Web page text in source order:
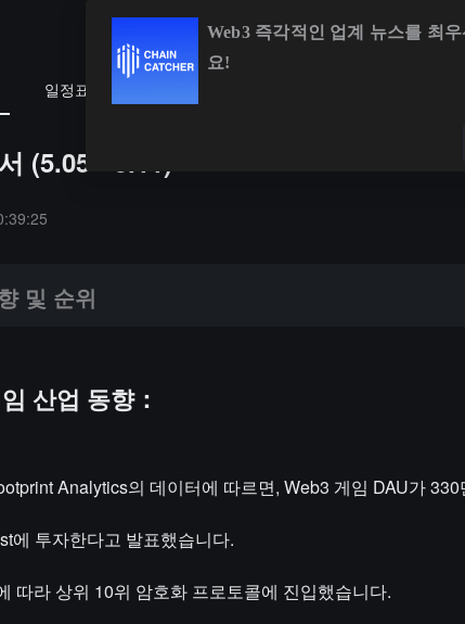
일정표
(5.05 - 5.11)
및 순위
산업 동향：
Analytics의 데이터에 따르면, Web3 게임 DAU가
에 투자한다고 발표했습니다.
따라 상위 10위 암호화 프로토콜에 진입했습니다.
Web3 즉각적인 업계 뉴스를 최우
요!